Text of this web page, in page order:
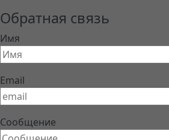
Обратная связь
Имя
Email
Сообщение